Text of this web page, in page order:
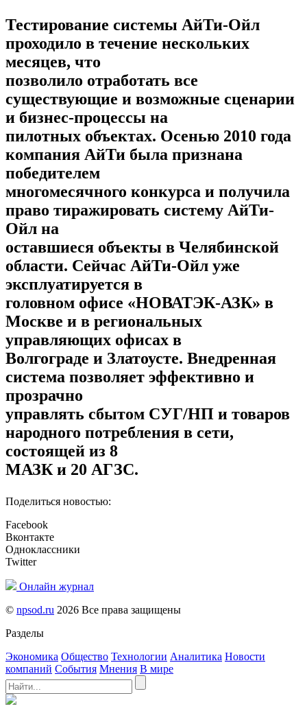
Тестирование системы АйТи-Ойл
проходило в течение нескольких
месяцев, что
позволило отработать все
существующие и возможные сценарии
и бизнес-процессы на
пилотных объектах. Осенью 2010 года
компания АйТи была признана
победителем
многомесячного конкурса и получила
право тиражировать систему АйТи-
Ойл на
оставшиеся объекты в Челябинской
области. Сейчас АйТи-Ойл уже
эксплуатируется в
головном офисе «НОВАТЭК-АЗК» в
Москве и в региональных
управляющих офисах в
Волгограде и Златоусте. Внедренная
система позволяет эффективно и
прозрачно
управлять сбытом СУГ/НП и товаров
народного потребления в сети,
состоящей из 8
МАЗК и 20 АГЗС.
Поделиться новостью:
Facebook
Вконтакте
Одноклассники
Twitter
Онлайн журнал
© npsod.ru 2026 Все права защищены
Разделы
Экономика Общество Технологии Аналитика Новости
компаний События Мнения В мире